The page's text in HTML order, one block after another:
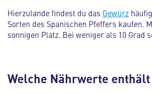
Hierzulande findest du das Gewürz
Sorten des Spanischen Pfeffers kaufen.
sonnigen Platz. Bei weniger als 10 Grad
Welche Nährwerte